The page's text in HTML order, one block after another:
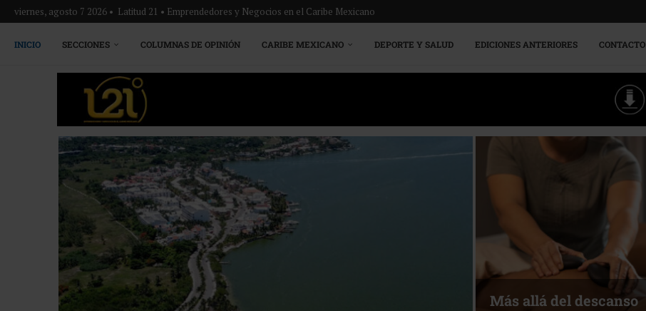
viernes, agosto 7 2026 • Latitud 21 • Emprendedores y Negocios en el Caribe Mexicano
INICIO SECCIONES COLUMNAS DE OPINIÓN CARIBE MEXICANO DEPORTE Y SALUD EDICIONES ANTERIORES CONTACTO
Más allá del descanso